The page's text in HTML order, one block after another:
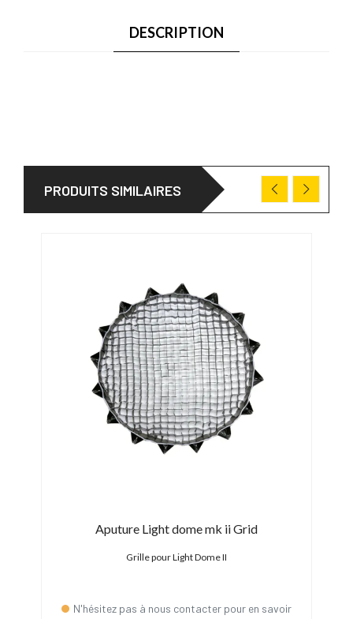
DESCRIPTION
PRODUITS SIMILAIRES
Aputure Light dome mk ii Grid
Grille pour Light Dome II
N'hésitez pas à nous contacter pour en savoir